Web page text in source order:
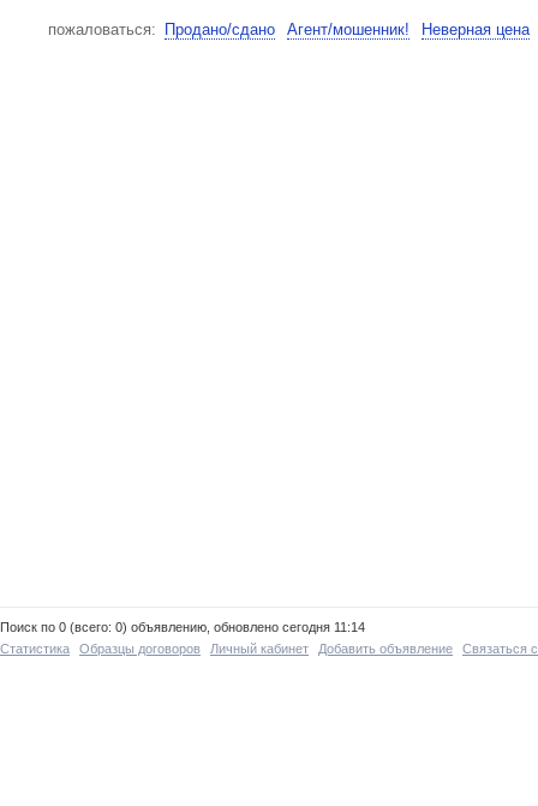
пожаловаться: Продано/сдано Агент/мошенник! Неверная цена
Поиск по 0 (всего: 0) объявлению, обновлено сегодня 11:14
Статистика
Образцы договоров Личный кабинет Добавить объявление Связаться